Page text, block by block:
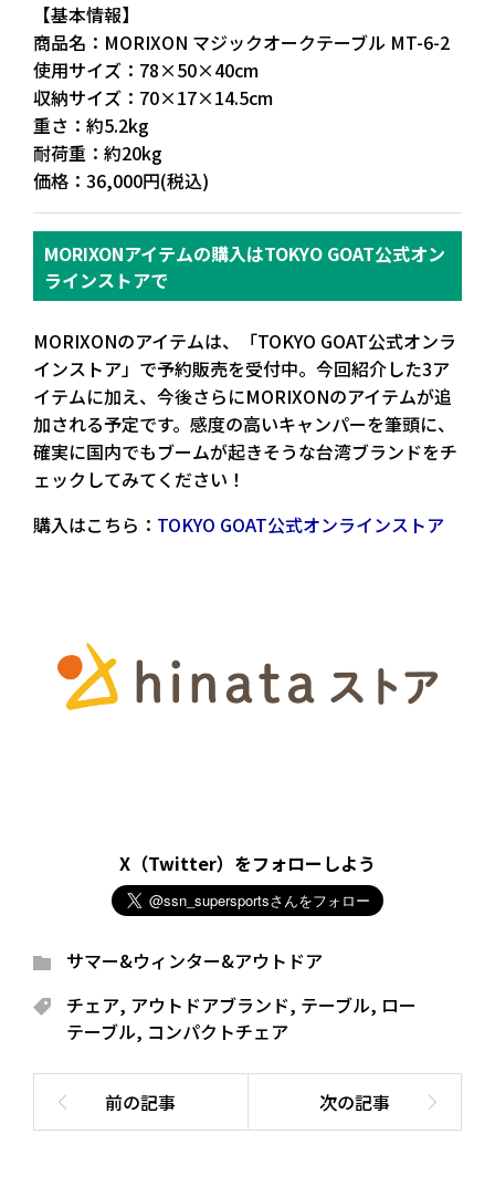
【基本情報】
商品名：MORIXON マジックオークテーブル MT-6-2
使用サイズ：78×50×40cm
収納サイズ：70×17×14.5cm
重さ：約5.2kg
耐荷重：約20kg
価格：36,000円(税込)
MORIXONアイテムの購入はTOKYO GOAT公式オン
ラインストアで
MORIXONのアイテムは、「TOKYO GOAT公式オンラ
インストア」で予約販売を受付中。今回紹介した3ア
イテムに加え、今後さらにMORIXONのアイテムが追
加される予定です。感度の高いキャンパーを筆頭に、
確実に国内でもブームが起きそうな台湾ブランドをチ
ェックしてみてください！
購入はこちら： TOKYO GOAT公式オンラインストア
X（Twitter）をフォローしよう
サマー&ウィンター&アウトドア
チェア, アウトドアブランド, テーブル, ロー
テーブル, コンパクトチェア